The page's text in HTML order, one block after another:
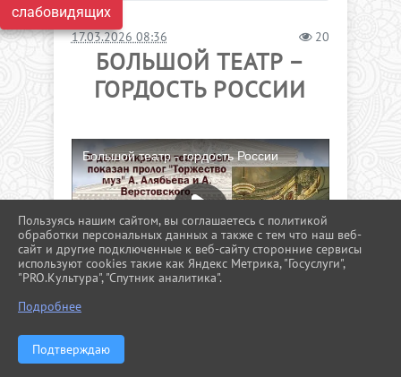
слабовидящих
17.03.2026 08:36 20
БОЛЬШОЙ ТЕАТР –
ГОРДОСТЬ РОССИИ
Пользуясь нашим сайтом, вы соглашаетесь с политикой
обработки персональных данных а также с тем что наш веб-
сайт и другие подключенные к веб-сайту сторонние сервисы
используют cookies такие как Яндекс Метрика, "Госуслуги",
"PRO.Культура", "Спутник аналитика".
Подробнее
Подтверждаю